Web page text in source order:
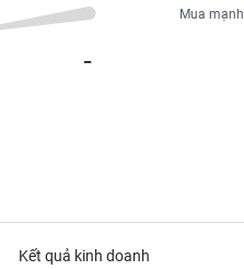
Mua mạnh
Kết quả kinh doanh